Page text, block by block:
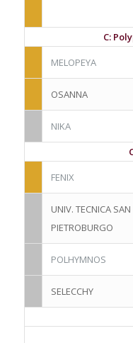
C:
MELOPEYA
OSANNA
NIKA
FENIX
UNIV. TECNICA SAN
PIETROBURGO
POLHYMNOS
SELECCHY